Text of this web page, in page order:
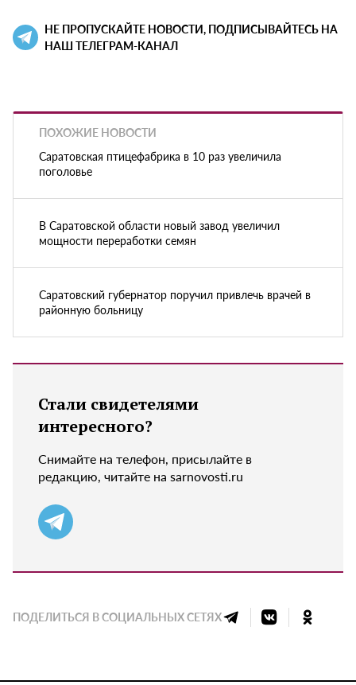
НЕ ПРОПУСКАЙТЕ НОВОСТИ, ПОДПИСЫВАЙТЕСЬ НА
НАШ ТЕЛЕГРАМ-КАНАЛ
ПОХОЖИЕ НОВОСТИ
Саратовская птицефабрика в 10 раз увеличила
поголовье
В Саратовской области новый завод увеличил
мощности переработки семян
Саратовский губернатор поручил привлечь врачей в
районную больницу
Стали свидетелями
интересного?
Снимайте на телефон, присылайте в
редакцию, читайте на sarnovosti.ru
ПОДЕЛИТЬСЯ В СОЦИАЛЬНЫХ СЕТЯХ